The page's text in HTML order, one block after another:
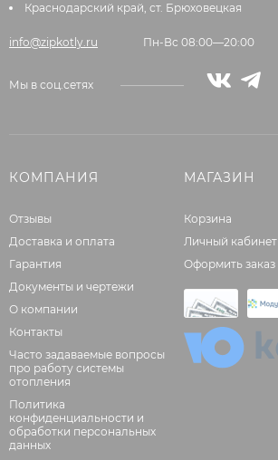
Краснодарский край, ст. Брюховецкая
info@zipkotly.ru Пн-Вс 08:00—20:00
Мы в соц.сетях
КОМПАНИЯ
Отзывы
Доставка и оплата
Гарантия
Документы и чертежи
О компании
Контакты
Часто задаваемые вопросы
про работу системы
отопления
Политика
конфиденциальности и
обработки персональных
данных
МАГАЗИН
Корзина
Личный кабинет
Оформить заказ